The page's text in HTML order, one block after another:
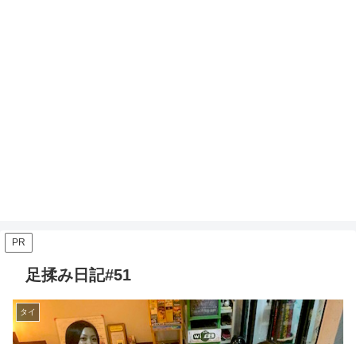
PR
足揉み日記#51
タイ